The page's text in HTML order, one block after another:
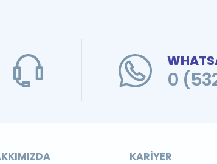
0
KARIYER